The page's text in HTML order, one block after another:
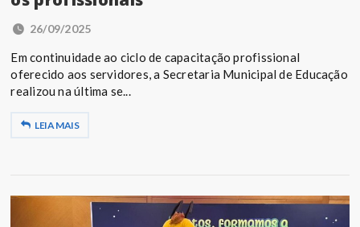
26/09/2025
Em continuidade ao ciclo de capacitação profissional
oferecido aos servidores, a Secretaria Municipal de Educação
realizou na última se...
LEIA MAIS